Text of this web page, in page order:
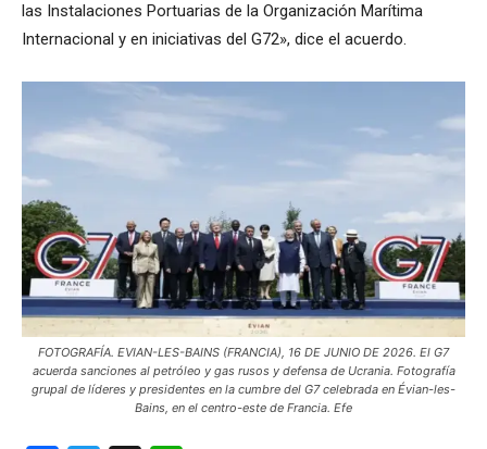
las Instalaciones Portuarias de la Organización Marítima
Internacional y en iniciativas del G72», dice el acuerdo.
FOTOGRAFÍA. EVIAN-LES-BAINS (FRANCIA), 16 DE JUNIO DE 2026. El G7
acuerda sanciones al petróleo y gas rusos y defensa de Ucrania. Fotografía
grupal de líderes y presidentes en la cumbre del G7 celebrada en Évian-les-
Bains, en el centro-este de Francia. Efe